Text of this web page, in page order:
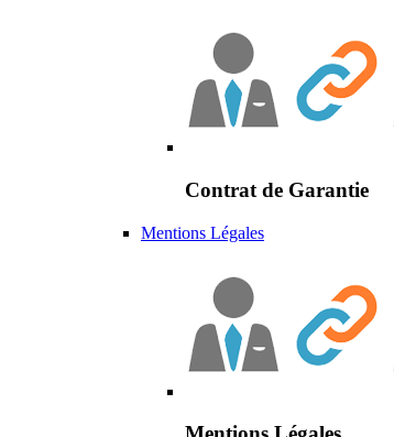
Contrat de Garantie
Mentions Légales